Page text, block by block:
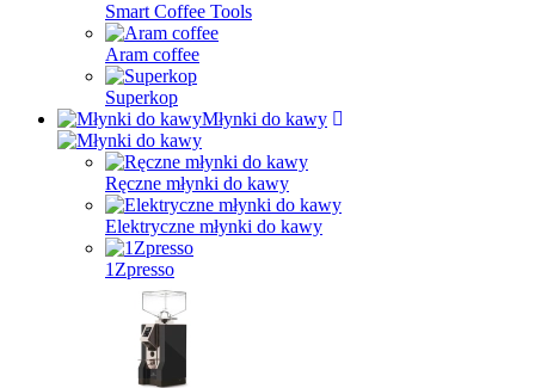
Smart Coffee Tools
Aram coffee
Superkop
Młynki do kawy
Ręczne młynki do kawy
Elektryczne młynki do kawy
1Zpresso